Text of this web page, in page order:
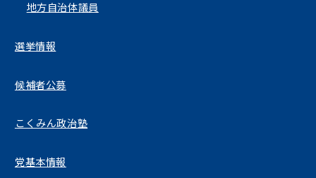
地方自治体議員
選挙情報
候補者公募
こくみん政治塾
党基本情報